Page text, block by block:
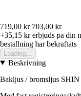
719,00 kr 703,00 kr
+35,15 krerbjuds pa din
bestallning har bekraftats
Loading...
Beskrivning
Bakljus / bromsljus